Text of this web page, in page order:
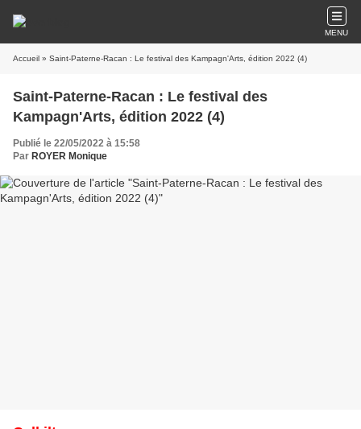
MENU
Accueil » Saint-Paterne-Racan : Le festival des Kampagn'Arts, édition 2022 (4)
Saint-Paterne-Racan : Le festival des
Kampagn'Arts, édition 2022 (4)
Publié le 22/05/2022 à 15:58
Par ROYER Monique